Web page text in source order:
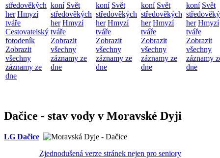
středověkých
her Hmyzí
tváře
Cestovatelský
fotodeník
Zobrazit
všechny
záznamy ze
dne
koní Svět
středověkých
her Hmyzí
tváře
Zobrazit
všechny
záznamy ze
dne
koní Svět
středověkých
her Hmyzí
tváře
Zobrazit
všechny
záznamy ze
dne
koní Svět
středověkých
her Hmyzí
tváře
Zobrazit
všechny
záznamy ze
dne
koní Svět
her Hmyzí
tváře
Zobrazit
všechny
záznamy
dne
Dačice - stav vody v Moravské Dyji
LG Dačice
Zjednodušená verze stránek nejen pro seniory